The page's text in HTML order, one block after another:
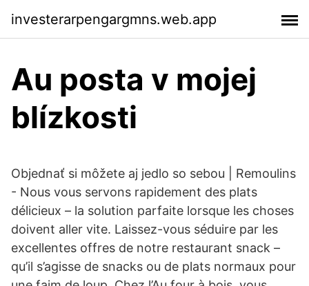
investerarpengargmns.web.app
Au posta v mojej
blízkosti
Objednať si môžete aj jedlo so sebou | Remoulins
- Nous vous servons rapidement des plats
délicieux – la solution parfaite lorsque les choses
doivent aller vite. Laissez-vous séduire par les
excellentes offres de notre restaurant snack –
qu’il s’agisse de snacks ou de plats normaux pour